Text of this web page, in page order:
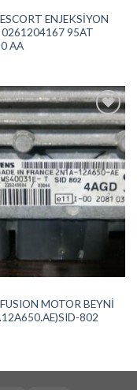
ENJEKSİYON
0261204167 95AT
AA
İstek
Listeme
Ekle
MOTOR BEYNİ
802